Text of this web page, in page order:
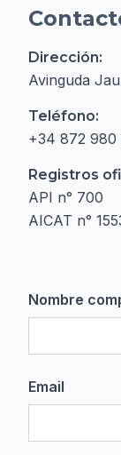
Dirección:
Avinguda
Teléfono:
+34 872 980
Registros
API n° 700
AICAT n°
Nombre
Email